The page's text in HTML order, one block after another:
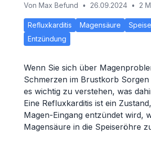
Von Max Befund • 26.09.2024 • 2
Refluxkarditis Magensäure
Entzündung
Wenn Sie sich über
Schmerzen im Brustkorb Sorgen
es wichtig zu verstehen, was
Eine Refluxkarditis ist ein
Magen-Eingang entzündet wird,
Magensäure in die Speiseröhre